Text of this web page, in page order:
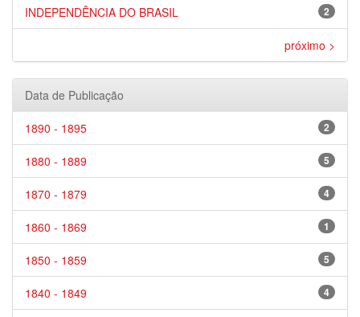
2
INDEPENDÊNCIA DO BRASIL
próximo >
Data de Publicação
2
1890 - 1895
5
1880 - 1889
4
1870 - 1879
1
1860 - 1869
5
1850 - 1859
4
1840 - 1849